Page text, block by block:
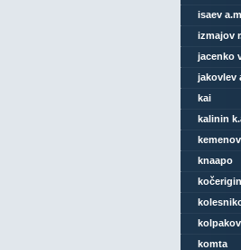
isaev
izmajov
jacenko
jakovlev
kai
kalinin
knaapo
komta